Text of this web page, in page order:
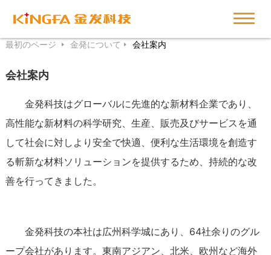
最初のページ 金発について 会社案内
会社案内
金発科技はグローバルに先進的な新材料企業であり、
高性能な新材料の科学研究、生産、販売及びサービスを通
して社会に対しより安全で快適、便利な生活環境を創造す
る斬新な材料ソリューションを提供するため、持続的な改
善を行ってきました。
金発科技の本社は広州科学城にあり、64社余りのグル
ープ会社があります。東南アジアン、北米、欧州など海外